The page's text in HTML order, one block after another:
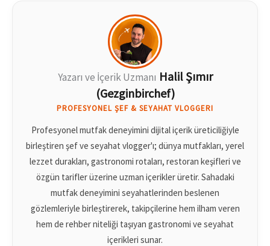
Yazarı ve İçerik Uzmanı Halil Şımır
(Gezginbirchef)
PROFESYONEL ŞEF & SEYAHAT VLOGGERI
Profesyonel mutfak deneyimini dijital içerik üreticiliğiyle
birleştiren şef ve seyahat vlogger'ı; dünya mutfakları, yerel
lezzet durakları, gastronomi rotaları, restoran keşifleri ve
özgün tarifler üzerine uzman içerikler üretir. Sahadaki
mutfak deneyimini seyahatlerinden beslenen
gözlemleriyle birleştirerek, takipçilerine hem ilham veren
hem de rehber niteliği taşıyan gastronomi ve seyahat
içerikleri sunar.